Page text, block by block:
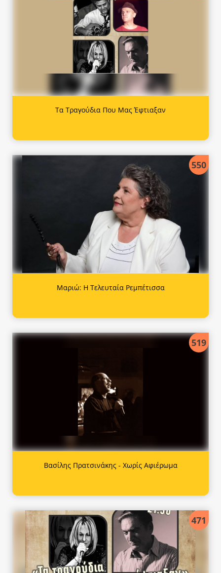
Τα Τραγούδια Που Μας Έφτιαξαν
550
Μαριώ: Η Τελευταία Ρεμπέτισσα
519
Βασίλης Πρατσινάκης - Χωρίς Αφιέρωμα
471